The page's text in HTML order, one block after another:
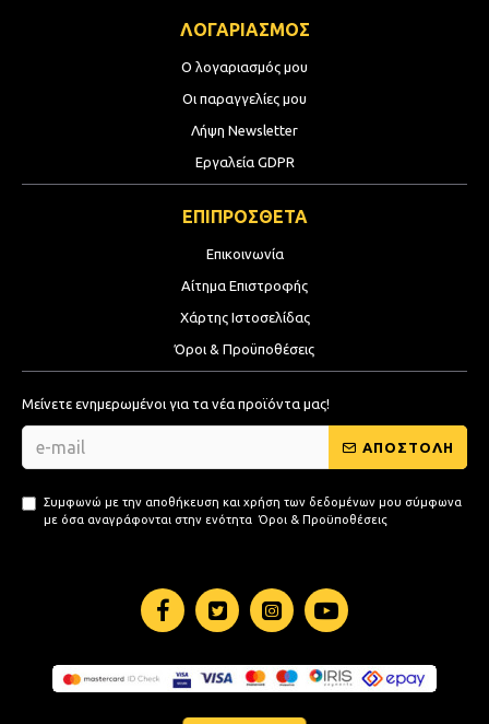
ΛΟΓΑΡΙΑΣΜΟΣ
Ο λογαριασμός μου
Οι παραγγελίες μου
Λήψη Newsletter
Εργαλεία GDPR
ΕΠΙΠΡΟΣΘΕΤΑ
Επικοινωνία
Αίτημα Επιστροφής
Χάρτης Ιστοσελίδας
Όροι & Προϋποθέσεις
Μείνετε ενημερωμένοι για τα νέα προϊόντα μας!
ΑΠΟΣΤΟΛΗ
Συμφωνώ με την αποθήκευση και χρήση των δεδομένων μου σύμφωνα
με όσα αναγράφονται στην ενότητα Όροι & Προϋποθέσεις